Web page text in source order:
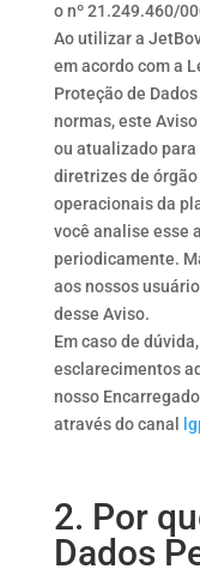
o nº 21.249.460/
Ao utilizar a
em acordo com a
Proteção de
normas, este
ou atualizado
diretrizes de
operacionais da
você analise esse
periodicamente.
aos nossos
desse Aviso.
Em caso de
esclarecimentos
nosso
através do canal
2. Por
Dados